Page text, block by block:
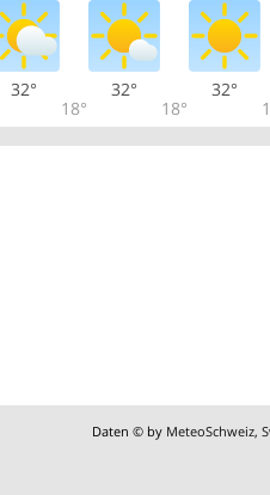
32°
18°
32°
18°
32°
Daten © by MeteoSchweiz,